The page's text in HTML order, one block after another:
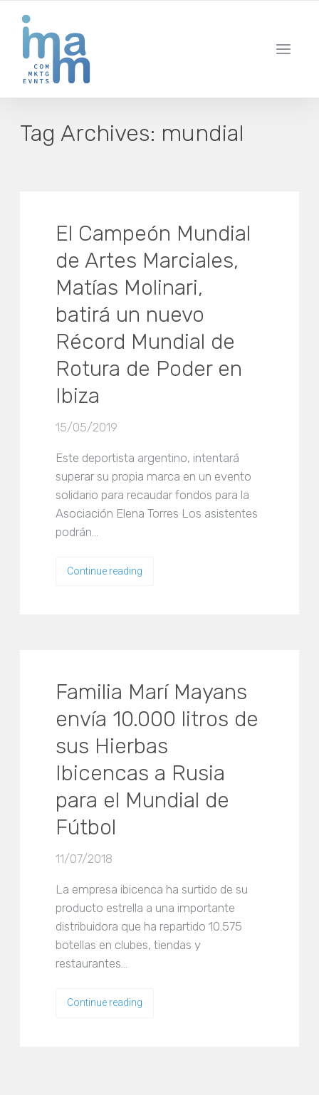
IBIZA · MADRID · BARCELONA
Tag Archives: mundial
El Campeón Mundial
de Artes Marciales,
Matías Molinari,
batirá un nuevo
Récord Mundial de
Rotura de Poder en
Ibiza
15/05/2019
Este deportista argentino, intentará
superar su propia marca en un evento
solidario para recaudar fondos para la
Asociación Elena Torres Los asistentes
podrán…
Continue reading
Familia Marí Mayans
envía 10.000 litros de
sus Hierbas
Ibicencas a Rusia
para el Mundial de
Fútbol
11/07/2018
La empresa ibicenca ha surtido de su
producto estrella a una importante
distribuidora que ha repartido 10.575
botellas en clubes, tiendas y
restaurantes…
Continue reading